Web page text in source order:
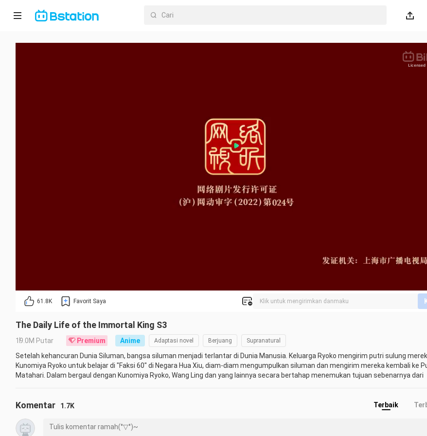
Halaman
61.8K Favorit Saya
The Daily Life of the Immortal King S3
19.0M Putar Premium Anime Adaptasi novel Berjuang Supranatural
Setelah kehancuran Dunia Siluman, bangsa siluman menjadi terlantar di Dunia Manusia. Keluarga Ryoko mengirim putri sulung
Kunomiya Ryoko untuk belajar di "Faksi 60" di Negara Hua Xiu, diam-diam mengumpulkan siluman dan mengirim mereka kembali ke
Matahari. Dalam bergaul dengan Kunomiya Ryoko, Wang Ling dan yang lainnya secara bertahap menemukan tujuan sebenarnya dari
Anime
Chinese Mainland
Komentar 1.7K Terbaik